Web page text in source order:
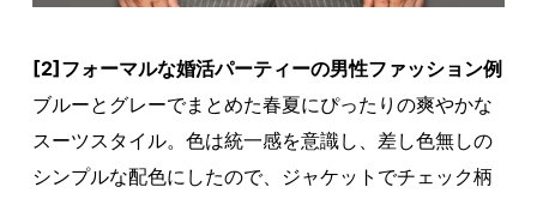
[2]フォーマルな婚活パーティーの男性ファッション例
ブルーとグレーでまとめた春夏にぴったりの爽やかな
スーツスタイル。色は統一感を意識し、差し色無しの
シンプルな配色にしたので、ジャケットでチェック柄